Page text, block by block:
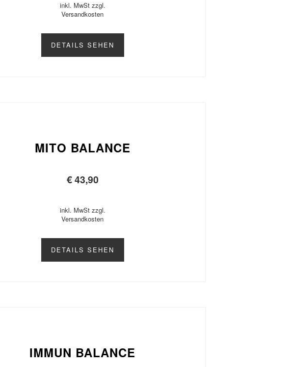
inkl. MwSt zzgl.
Versandkosten
DETAILS SEHEN
MITO BALANCE
€43,90
inkl. MwSt zzgl.
Versandkosten
DETAILS SEHEN
IMMUN BALANCE